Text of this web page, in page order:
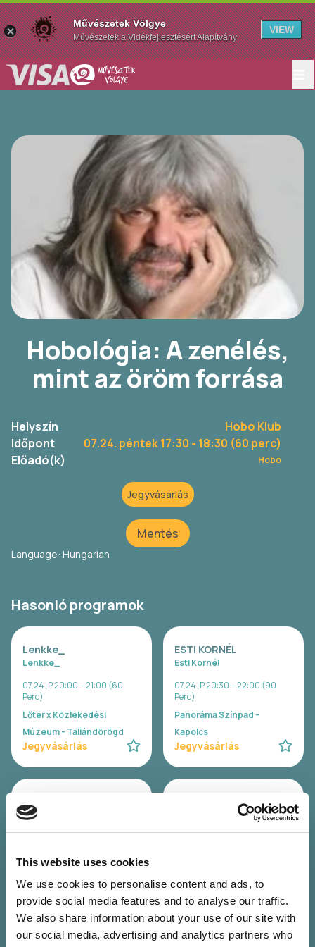
This website uses cookies
We use cookies to personalise content and ads, to
provide social media features and to analyse our traffic.
We also share information about your use of our site with
our social media, advertising and analytics partners who
Hobológia: A zenélés,
mint az öröm forrása
Helyszín
Hobo Klub
Időpont
07.24. péntek 17:30 - 18:30 (60 perc)
Előadó(k)
Hobo
Jegyvásárlás
Mentés
Language: Hungarian
Hasonló programok
Lenkke_
Lenkke_
07.24. P 20:00 - 21:00 (60
Perc)
Lőtér x Közlekedési
Múzeum - Taliándörögd
Jegyvásárlás
ESTI KORNÉL
Esti Kornél
07.24. P 20:30 - 22:00 (90
Perc)
Panoráma Színpad -
Kapolcs
Jegyvásárlás
SISI
Sisi
Lőtér x Közlekedési
Múzeum - Taliándörögd
Jegyvásárlás
Kapolcs
Jegyvásárlás
Művészetek Völgye
Művészetek a Vidékfejlesztésért Alapítvány
VIEW